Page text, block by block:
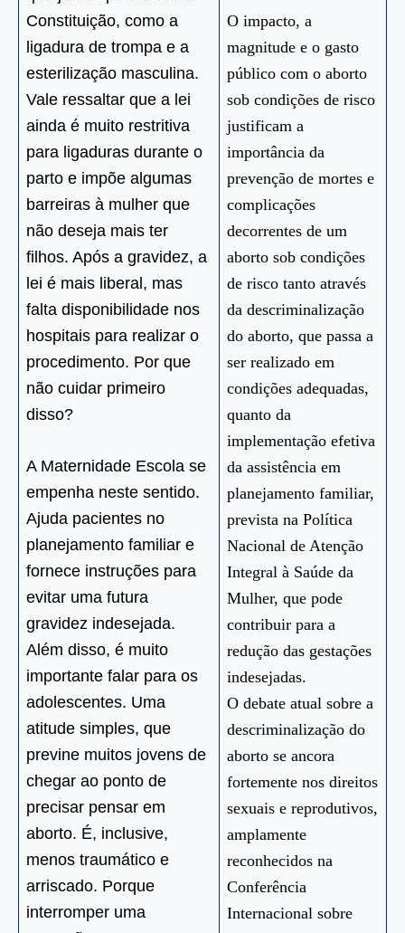
Constituição, como a
ligadura de trompa e a
esterilização masculina.
Vale ressaltar que a lei
ainda é muito restritiva
para ligaduras durante o
parto e impõe algumas
barreiras à mulher que
não deseja mais ter
filhos. Após a gravidez, a
lei é mais liberal, mas
falta disponibilidade nos
hospitais para realizar o
procedimento. Por que
não cuidar primeiro
disso?
A Maternidade Escola se
empenha neste sentido.
Ajuda pacientes no
planejamento familiar e
fornece instruções para
evitar uma futura
gravidez indesejada.
Além disso, é muito
importante falar para os
adolescentes. Uma
atitude simples, que
previne muitos jovens de
chegar ao ponto de
precisar pensar em
aborto. É, inclusive,
menos traumático e
arriscado. Porque
interromper uma
O impacto, a
magnitude e o gasto
público com o aborto
sob condições de risco
justificam a
importância da
prevenção de mortes e
complicações
decorrentes de um
aborto sob condições
de risco tanto através
da descriminalização
do aborto, que passa a
ser realizado em
condições adequadas,
quanto da
implementação efetiva
da assistência em
planejamento familiar,
prevista na Política
Nacional de Atenção
Integral à Saúde da
Mulher, que pode
contribuir para a
redução das gestações
indesejadas.
O debate atual sobre a
descriminalização do
aborto se ancora
fortemente nos direitos
sexuais e reprodutivos,
amplamente
reconhecidos na
Conferência
Internacional sobre